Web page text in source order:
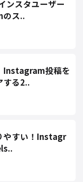
ンスタユーザー
ス..
Instagram投稿を
する2..
やすい！Instagr